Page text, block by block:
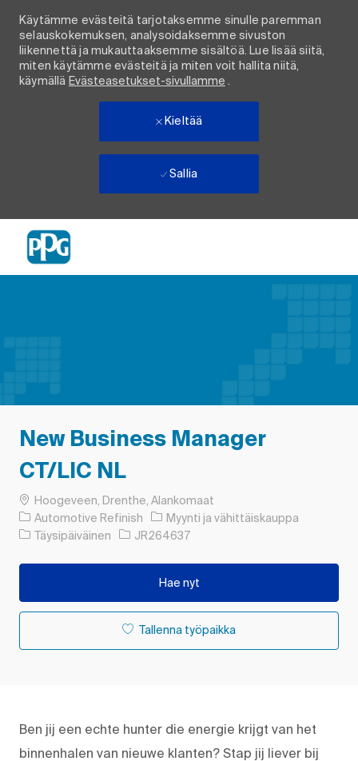
Käytämme evästeitä tarjotaksemme sinulle paremman
selauskokemuksen, analysoidaksemme sivuston
liikennettä ja mukauttaaksemme sisältöä. Lue lisää siitä,
miten käytämme evästeitä ja miten voit hallita niitä,
käymällä Evästeasetukset-sivullamme .
Kieltää
Sallia
New Business Manager
CT/LIC NL
PaikkaHoogeveen, Drenthe, Alankomaat
Automotive Refinish
Luokka
Myynti ja vähittäiskauppa
Työn tyyppi
Täysipäiväinen Työn tunnus
JR264637
Hae nyt
Tallenna työpaikka
Ben jij een echte hunter die energie krijgt van het
binnenhalen van nieuwe klanten? Stap jij liever bij